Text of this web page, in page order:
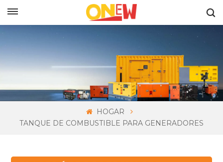
HOGAR
TANQUE DE COMBUSTIBLE PARA GENERADORES